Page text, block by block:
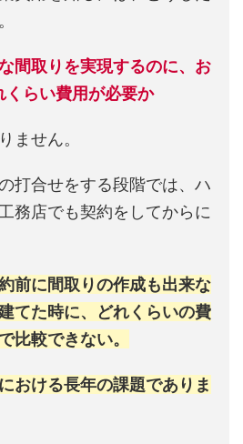
間取りを実現するのに、お
くらい費用が必要か
ません。
打合せをする段階では、ハ
務店でも契約をしてからに
前に間取りの作成も出来な
てた時に、どれくらいの費
比較できない。
おける長年の課題でありま